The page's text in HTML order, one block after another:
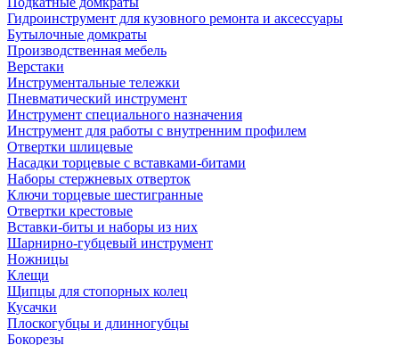
Гидроинструмент для кузовного ремонта и аксессуары
Бутылочные домкраты
Производственная мебель
Верстаки
Инструментальные тележки
Пневматический инструмент
Инструмент специального назначения
Инструмент для работы с внутренним профилем
Отвертки шлицевые
Насадки торцевые с вставками-битами
Наборы стержневых отверток
Ключи торцевые шестигранные
Отвертки крестовые
Вставки-биты и наборы из них
Шарнирно-губцевый инструмент
Ножницы
Клещи
Щипцы для стопорных колец
Кусачки
Плоскогубцы и длинногубцы
Бокорезы